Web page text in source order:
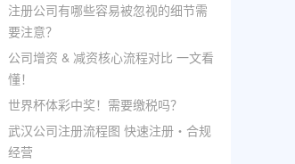
注册公司有哪些容易被忽视的细节需
要注意？
公司增资 & 减资核心流程对比 一文看
懂！
世界杯体彩中奖！需要缴税吗？
武汉公司注册流程图 快速注册・合规
经营